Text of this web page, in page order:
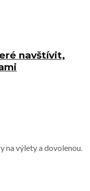
navštívit,
na výlety a dovolenou.